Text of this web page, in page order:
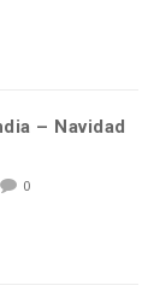
– Navidad
0